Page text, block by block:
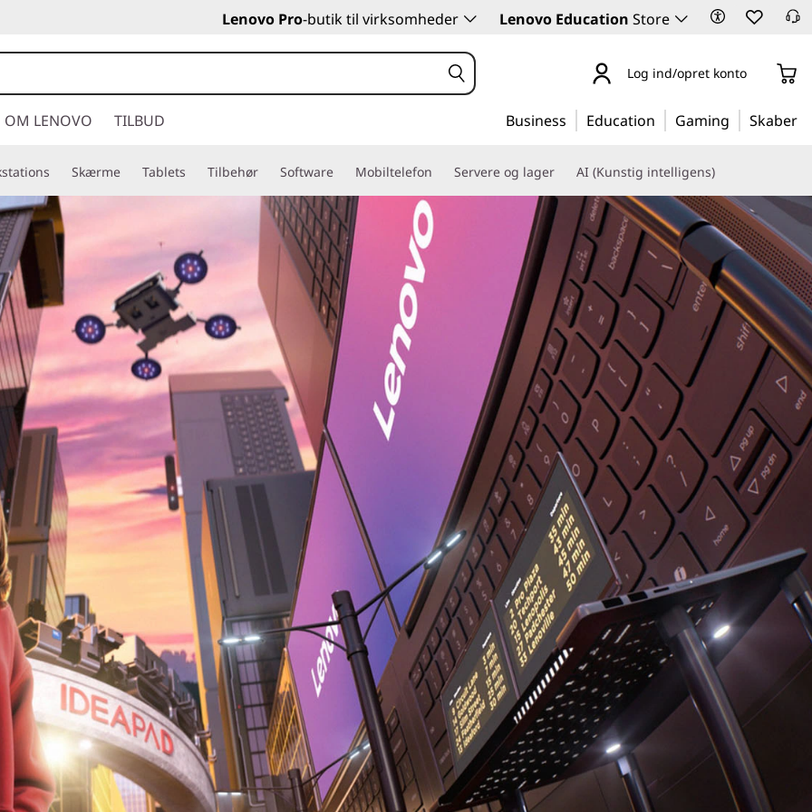
Lenovo Pro-butik til virksomheder Lenovo Education Store
Log ind/opret konto
OM LENOVO TILBUD Business Education Gaming Skaber
Skærme Tablets Tilbehør Software Mobiltelefon Servere og lager AI (Kunstig intelligens)